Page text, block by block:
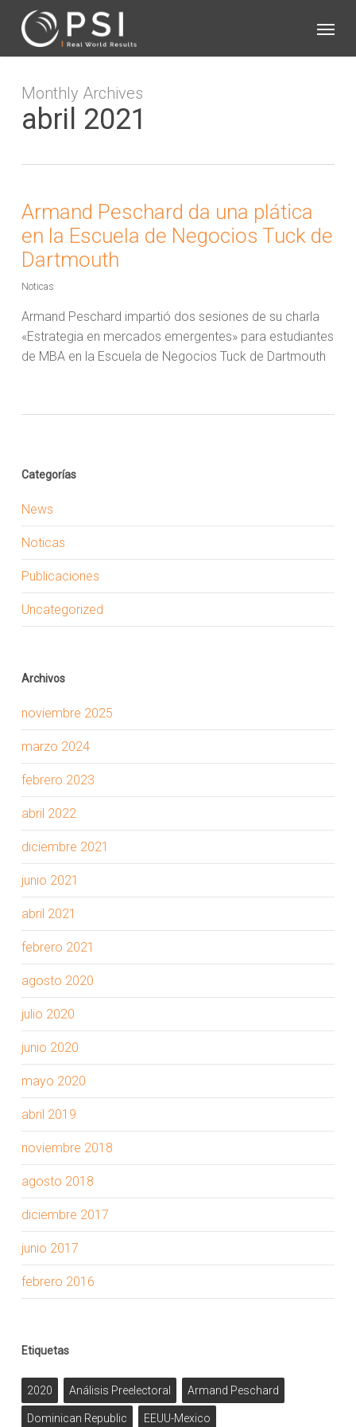
Monthly Archives
abril 2021
Armand Peschard da una plática
en la Escuela de Negocios Tuck de
Dartmouth
Noticas
Armand Peschard impartió dos sesiones de su charla
«Estrategia en mercados emergentes» para estudiantes
de MBA en la Escuela de Negocios Tuck de Dartmouth
Categorías
News
Noticas
Publicaciones
Uncategorized
Archivos
noviembre 2025
marzo 2024
febrero 2023
abril 2022
diciembre 2021
junio 2021
abril 2021
febrero 2021
agosto 2020
julio 2020
junio 2020
mayo 2020
abril 2019
noviembre 2018
agosto 2018
diciembre 2017
junio 2017
febrero 2016
Etiquetas
2020 Análisis Preelectoral Armand Peschard
Dominican Republic EEUU-Mexico